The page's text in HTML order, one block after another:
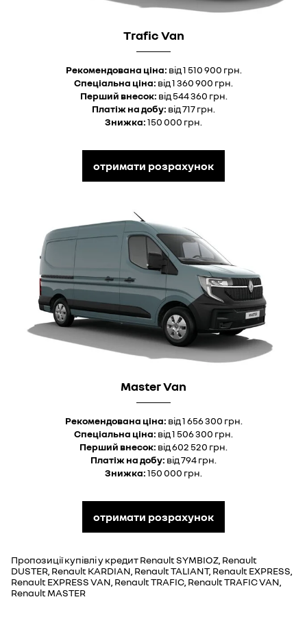
Trafic Van
Рекомендована ціна: від 1 510 900 грн.
Спеціальна ціна: від 1 360 900 грн.
Перший внесок: від 544 360 грн.
Платіж на добу: від 717 грн.
Знижка:150 000 грн.
отримати розрахунок
Master Van
Рекомендована ціна: від 1 656 300 грн.
Спеціальна ціна: від 1 506 300 грн.
Перший внесок: від 602 520 грн.
Платіж на добу: від 794 грн.
Знижка:150 000 грн.
отримати розрахунок
Пропозиції купівлі у кредит Renault SYMBIOZ, Renault
DUSTER, Renault KARDIAN, Renault TALIANT, Renault EXPRESS,
Renault EXPRESS VAN, Renault TRAFIC, Renault TRAFIC VAN,
Renault MASTER